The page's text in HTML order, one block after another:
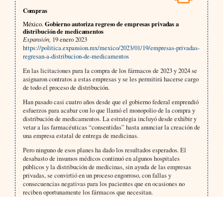
Compras
México.Gobierno autoriza regreso de empresas privadas a
distribución de medicamentos
Expansión, 19 enero 2023
https://politica.expansion.mx/mexico/2023/01/19/empresas-privadas-
regresan-a-distribucion-de-medicamentos
En las licitaciones para la compra de los fármacos de 2023 y 2024 se
asignaron contratos a estas empresas y se les permitirá hacerse cargo
de todo el proceso de distribución.
Han pasado casi cuatro años desde que el gobierno federal emprendió
esfuerzos para acabar con lo que llamó el monopolio de la compra y
distribución de medicamentos. La estrategia incluyó desde exhibir y
vetar a las farmacéuticas “consentidas” hasta anunciar la creación de
una empresa estatal de entrega de medicinas.
Pero ninguno de esos planes ha dado los resultados esperados. El
desabasto de insumos médicos continuó en algunos hospitales
públicos y la distribución de medicinas, sin ayuda de las empresas
privadas, se convirtió en un proceso engorroso, con fallas y
consecuencias negativas para los pacientes que en ocasiones no
reciben oportunamente los fármacos que necesitan.